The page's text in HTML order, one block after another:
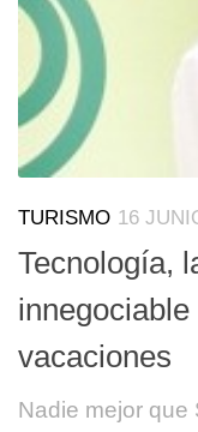
TURISMO 16
Tecnología,
vacaciones
Nadie mejor que